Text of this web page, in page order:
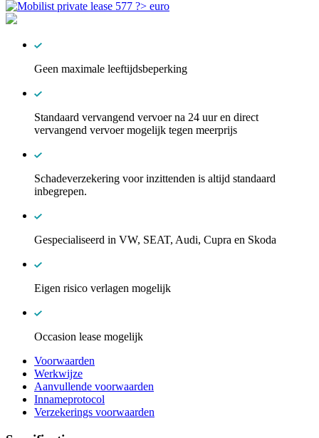
Geen maximale leeftijdsbeperking
Standaard vervangend vervoer na 24 uur en direct
vervangend vervoer mogelijk tegen meerprijs
Schadeverzekering voor inzittenden is altijd standaard
inbegrepen.
Gespecialiseerd in VW, SEAT, Audi, Cupra en Skoda
Eigen risico verlagen mogelijk
Occasion lease mogelijk
Voorwaarden
Werkwijze
Aanvullende voorwaarden
Innameprotocol
Verzekerings voorwaarden